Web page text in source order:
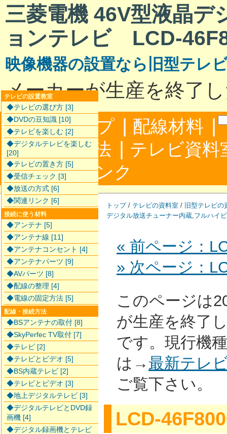
三菱電機 46V型液晶デ
ョンテレビ LCD-
映像機器の設置なら旧型テレ
メーカーが生産を終了
サイトマップ | 配線材料 |
配線接続方法 | テレビ資料
合わせ|リンク
トップ/ テレビの資料室 / 旧型テレビの
デジタル放送チューナー内蔵,フルハイ
« 前ページ：
» 次ページ：
このページは
が生産を終了
です。現行機
は→最新テレ
ご覧下さい。
LCD-
テレビの設置教室
◆テレビの選び方 [3]
◆DVDの豆知識 [10]
◆テレビを楽しむ [2]
◆デジタルテレビを楽しむ
[20]
◆テレビの置き方 [5]
◆受信チェック [3]
◆放送の方式 [6]
◆関連リンク [6]
接続に使う材料
◆アンテナ [5]
◆アンテナ線 [11]
◆アンテナコンセント [4]
◆アンテナパーツ [9]
◆AVパーツ [8]
◆配線の整理 [4]
◆電線の固定方法 [5]
配線・接続方法
◆BSアンテナの取付 [8]
◆SkyPerfec TV取付 [7]
◆テレビ [2]
◆テレビとビデオ [5]
◆BS内蔵テレビ [2]
◆テレビとビデオ [3]
◆地上デジタルテレビ [3]
◆デジタルテレビとDVD録
画機 [4]
◆デジタル録画機とテレビ